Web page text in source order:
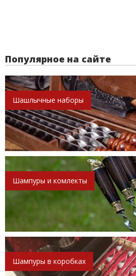
Популярное на сайте
Шашлычные наборы
Шампуры и комлекты
Шампуры в коробках